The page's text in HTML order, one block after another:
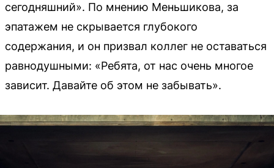
сегодняшний». По мнению Меньшикова, за
эпатажем не скрывается глубокого
содержания, и он призвал коллег не оставаться
равнодушными: «Ребята, от нас очень многое
зависит. Давайте об этом не забывать».